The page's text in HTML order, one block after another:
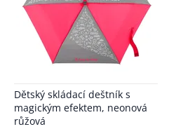
Dětský skládací deštník s
magickým efektem, neonová
růžová